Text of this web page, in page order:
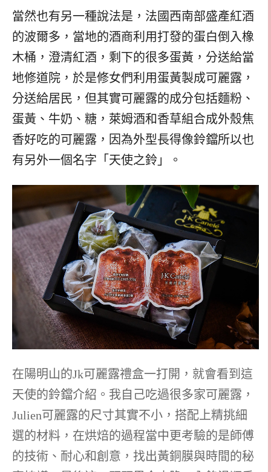
當然也有另一種說法是，法國西南部盛產紅酒
的波爾多，當地的酒商利用打發的蛋白倒入橡
木桶，澄清紅酒，剩下的很多蛋黃，分送給當
地修道院，於是修女們利用蛋黃製成可麗露，
分送給居民，但其實可麗露的成分包括麵粉、
蛋黃、牛奶、糖，萊姆酒和香草組合成外殼焦
香好吃的可麗露，因為外型長得像鈴鐺所以也
有另外一個名字「天使之鈴」。
在陽明山的Jk可麗露禮盒一打開，就會看到這
天使的鈴鐺介紹。我自己吃過很多家可麗露，
Julien可麗露的尺寸其實不小，搭配上精挑細
選的材料，在烘焙的過程當中更考驗的是師傅
的技術、耐心和創意，找出黃銅膜與時間的秘